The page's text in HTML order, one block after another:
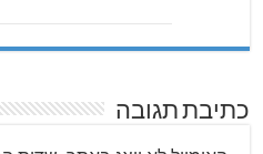
כתיבת תגובה